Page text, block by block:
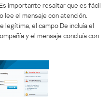
importante resaltar que es fácil
lee el mensaje con atención.
legítima, el campo De incluía el
y el mensaje concluía con